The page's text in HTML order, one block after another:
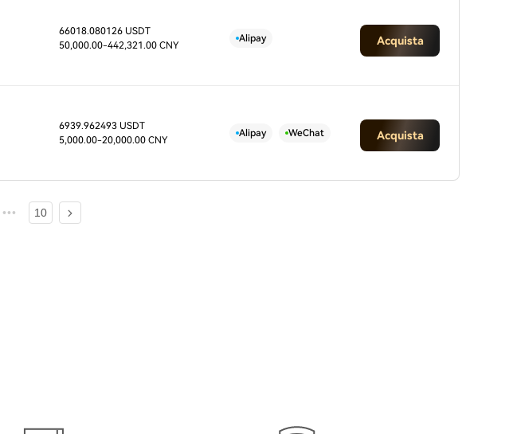
66018.080126 USDT
50,000.00-442,321.00 CNY
Alipay Acquista
6939.962493 USDT
5,000.00-20,000.00 CNY
Alipay WeChat Acquista
10